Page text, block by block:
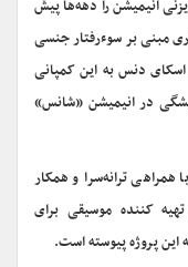
انیمیشن را دهه‌ها پیش
انتشار اخباری مبنی بر سوء‌رفتار جنسی
دنس به این کمپانی
در انیمیشن «شانس»
ترانه‌سرا و همکار
کننده موسیقی برای
پروژه پیوسته است.